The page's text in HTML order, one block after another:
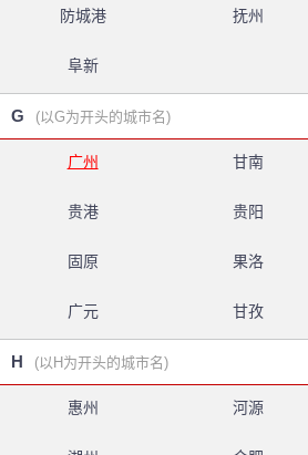
防城港 抚州
阜新
G (以G为开头的城市名)
广州 甘南
贵港 贵阳
固原 果洛
广元 甘孜
H (以H为开头的城市名)
惠州 河源